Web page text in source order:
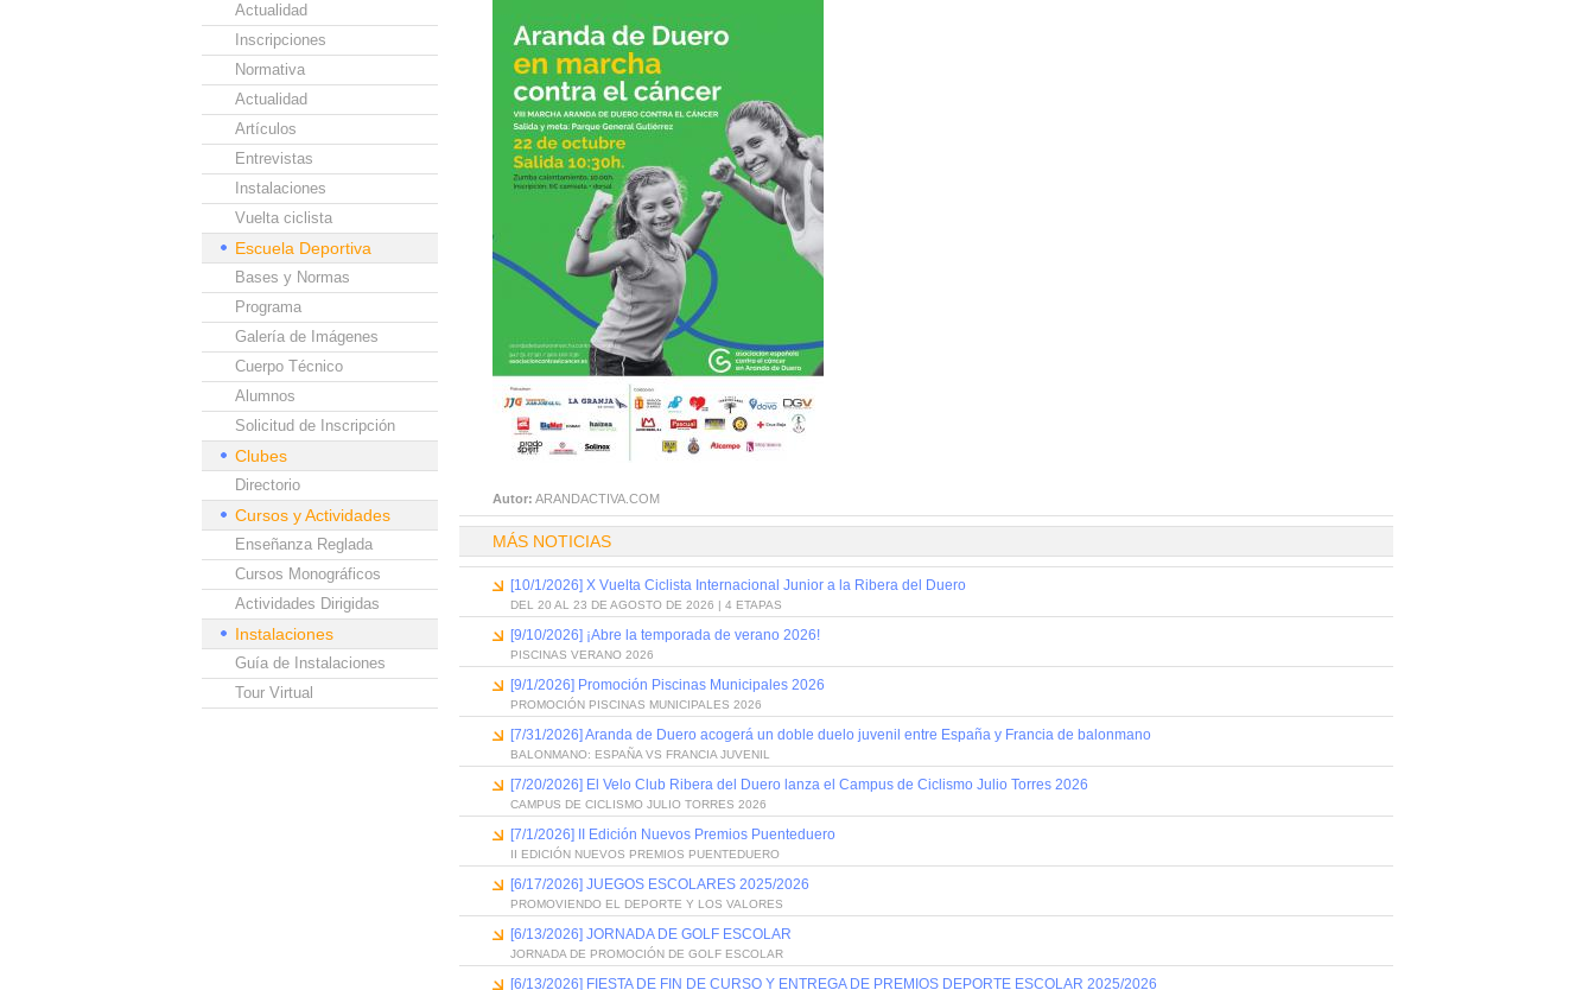
Actualidad
Inscripciones
Normativa
Actualidad
Artículos
Entrevistas
Instalaciones
Vuelta ciclista
Escuela Deportiva
Bases y Normas
Programa
Galería de Imágenes
Cuerpo Técnico
Alumnos
Solicitud de Inscripción
Clubes
Directorio
Cursos y Actividades
Enseñanza Reglada
Cursos Monográficos
Actividades Dirigidas
Instalaciones
Guía de Instalaciones
Tour Virtual
Autor: ARANDACTIVA.COM
MÁS NOTICIAS
[10/1/2026] X Vuelta Ciclista Internacional Junior a la Ribera del Duero
DEL 20 AL 23 DE AGOSTO DE 2026 | 4 ETAPAS
[9/10/2026] ¡Abre la temporada de verano 2026!
PISCINAS VERANO 2026
[9/1/2026] Promoción Piscinas Municipales 2026
PROMOCIÓN PISCINAS MUNICIPALES 2026
[7/31/2026] Aranda de Duero acogerá un doble duelo juvenil entre España y Francia de balonmano
BALONMANO: ESPAÑA VS FRANCIA JUVENIL
[7/20/2026] El Velo Club Ribera del Duero lanza el Campus de Ciclismo Julio Torres 2026
CAMPUS DE CICLISMO JULIO TORRES 2026
[7/1/2026] II Edición Nuevos Premios Puenteduero
II EDICIÓN NUEVOS PREMIOS PUENTEDUERO
[6/17/2026] JUEGOS ESCOLARES 2025/2026
PROMOVIENDO EL DEPORTE Y LOS VALORES
[6/13/2026] JORNADA DE GOLF ESCOLAR
JORNADA DE PROMOCIÓN DE GOLF ESCOLAR
[6/13/2026] FIESTA DE FIN DE CURSO Y ENTREGA DE PREMIOS DEPORTE ESCOLAR 2025/2026